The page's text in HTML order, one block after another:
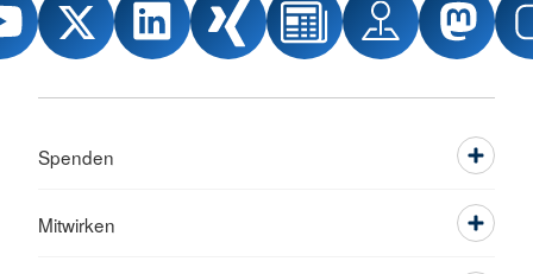
Spenden
Mitwirken